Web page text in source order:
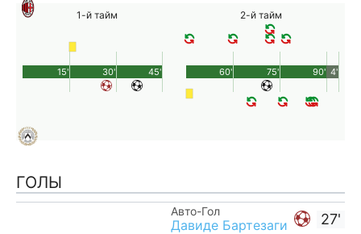
1-й тайм
45'
15' 30'
2-й тайм
90'
60' 75' 4'
ГОЛЫ
27'
Авто-Гол
Давиде Бартезаги